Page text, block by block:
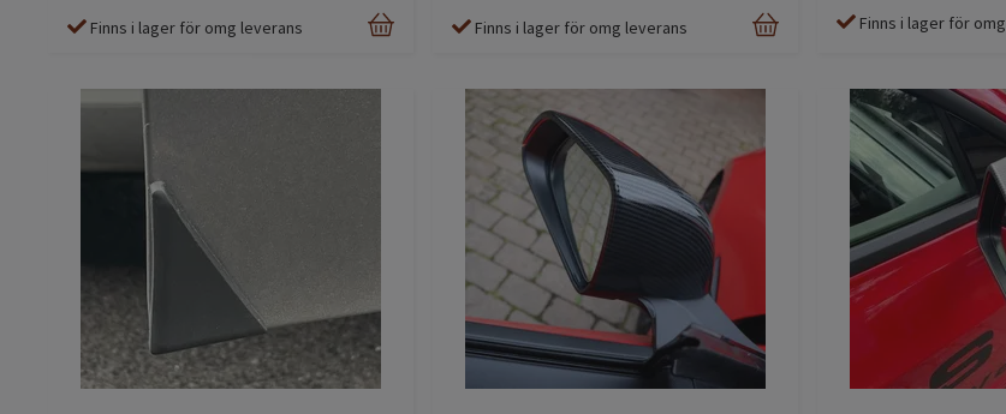
Finns i lager för omg leverans Finns i lager för omg leverans Finns i lager för